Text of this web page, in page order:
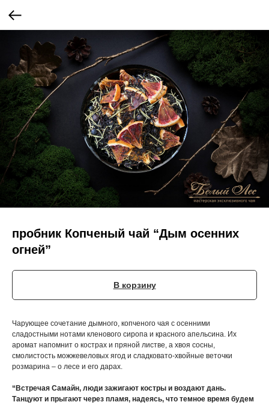
пробник Копченый чай “Дым осенних
огней”
В корзину
Чарующее сочетание дымного, копченого чая с осенними
сладостными нотами кленового сиропа и красного апельсина. Их
аромат напомнит о кострах и пряной листве, а хвоя сосны,
смолистость можжевеловых ягод и сладковато-хвойные веточки
розмарина – о лесе и его дарах.
“Встречая Самайн, люди зажигают костры и воздают дань.
Танцуют и прыгают через пламя, надеясь, что темное время будем